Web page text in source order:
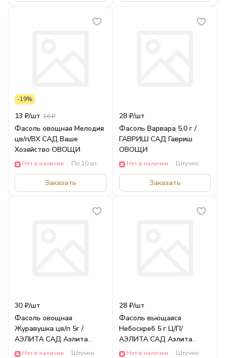
-19%
13 ₽/шт 16 ₽
Фасоль овощная Мелодия
цв/п/ВХ САД Ваше
Хозяйство ОВОЩИ
Нет в наличии По 10 шт.
Заказать
28 ₽/шт
Фасоль Варвара 5,0 г /
ГАВРИШ САД Гавриш
ОВОЩИ
Нет в наличии Штучно
Заказать
30 ₽/шт
Фасоль овощная
Журавушка цв/п 5г /
АЭЛИТА САД Аэлита
ОВОЩИ
Нет в наличии Штучно
28 ₽/шт
Фасоль вьющаяся
Небоскреб 5 г Ц/П/
АЭЛИТА САД Аэлита
ОВОЩИ
Нет в наличии Штучно